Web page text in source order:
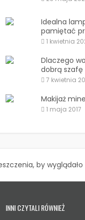
Idealna
pamiętać
1 kwietnia
Dlaczego
dobrą szafę
7 kwietnia
Makijaż
1 maja 2017
by wyglądało
INNI CZYTALI RÓWNIEŻ